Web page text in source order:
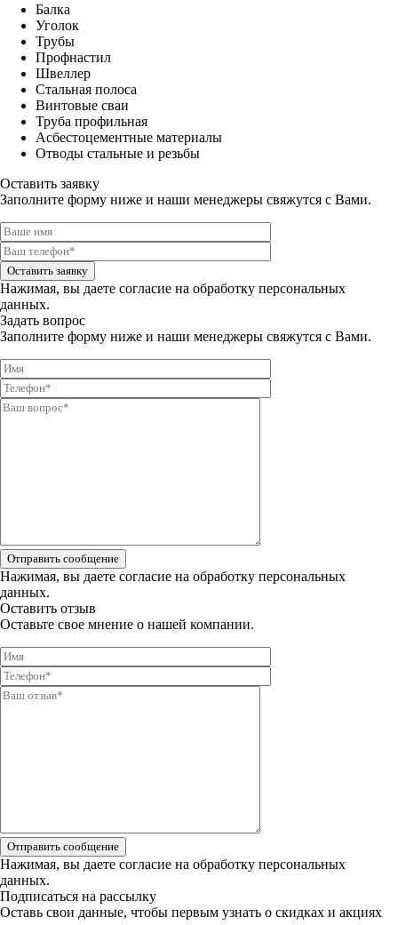
Балка
Уголок
Трубы
Профнастил
Швеллер
Стальная полоса
Винтовые сваи
Труба профильная
Асбестоцементные материалы
Отводы стальные и резьбы
Оставить заявку
Заполните форму ниже и наши менеджеры свяжутся с Вами.
Оставить заявку
Нажимая, вы даете согласие на обработку персональных
данных.
Задать вопрос
Заполните форму ниже и наши менеджеры свяжутся с Вами.
Отправить сообщение
Нажимая, вы даете согласие на обработку персональных
данных.
Оставить отзыв
Оставьте свое мнение о нашей компании.
Отправить сообщение
Нажимая, вы даете согласие на обработку персональных
данных.
Подписаться на рассылку
Оставь свои данные, чтобы первым узнать о скидках и акциях